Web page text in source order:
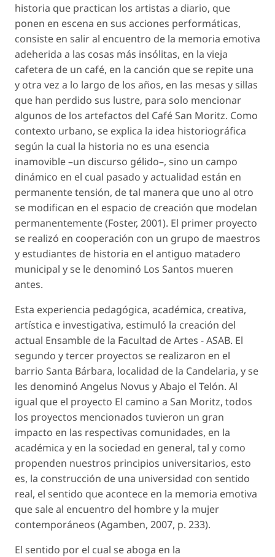
historia que practican los artistas a diario, que
ponen en escena en sus acciones performáticas,
consiste en salir al encuentro de la memoria emotiva
adeherida a las cosas más insólitas, en la vieja
cafetera de un café, en la canción que se repite una
y otra vez a lo largo de los años, en las mesas y sillas
que han perdido sus lustre, para solo mencionar
algunos de los artefactos del Café San Moritz. Como
contexto urbano, se explica la idea historiográfica
según la cual la historia no es una esencia
inamovible –un discurso gélido–, sino un campo
dinámico en el cual pasado y actualidad están en
permanente tensión, de tal manera que uno al otro
se modifican en el espacio de creación que modelan
permanentemente (Foster, 2001). El primer proyecto
se realizó en cooperación con un grupo de maestros
y estudiantes de historia en el antiguo matadero
municipal y se le denominó Los Santos mueren
antes.
Esta experiencia pedagógica, académica, creativa,
artística e investigativa, estimuló la creación del
actual Ensamble de la Facultad de Artes - ASAB. El
segundo y tercer proyectos se realizaron en el
barrio Santa Bárbara, localidad de la Candelaria, y se
les denominó Angelus Novus yAbajo el Telón. Al
igual que el proyecto El camino a San Moritz, todos
los proyectos mencionados tuvieron un gran
impacto en las respectivas comunidades, en la
académica y en la sociedad en general, tal y como
propenden nuestros principios universitarios, esto
es, la construcción de una universidad con sentido
real, el sentido que acontece en la memoria emotiva
que sale al encuentro del hombre y la mujer
contemporáneos (Agamben, 2007, p. 233).
El sentido por el cual se aboga en la